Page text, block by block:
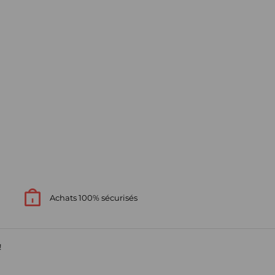
Achats 100% sécurisés